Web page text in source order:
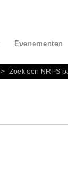
Evenementen
> Zoek een NRPS